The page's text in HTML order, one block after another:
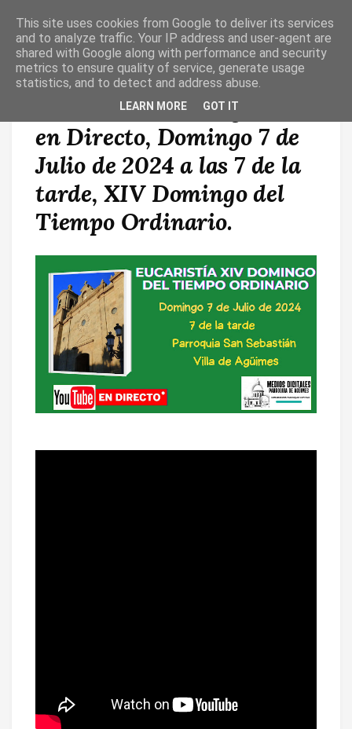
T
O
G
Eucaristía desde Agüimes
en Directo, Domingo 7 de
Julio de 2024 a las 7 de la
tarde, XIV Domingo del
Tiempo Ordinario.
This site uses cookies from Google to deliver its services
and to analyze traffic. Your IP address and user-agent are
shared with Google along with performance and security
metrics to ensure quality of service, generate usage
statistics, and to detect and address abuse.
LEARN MORE GOT IT